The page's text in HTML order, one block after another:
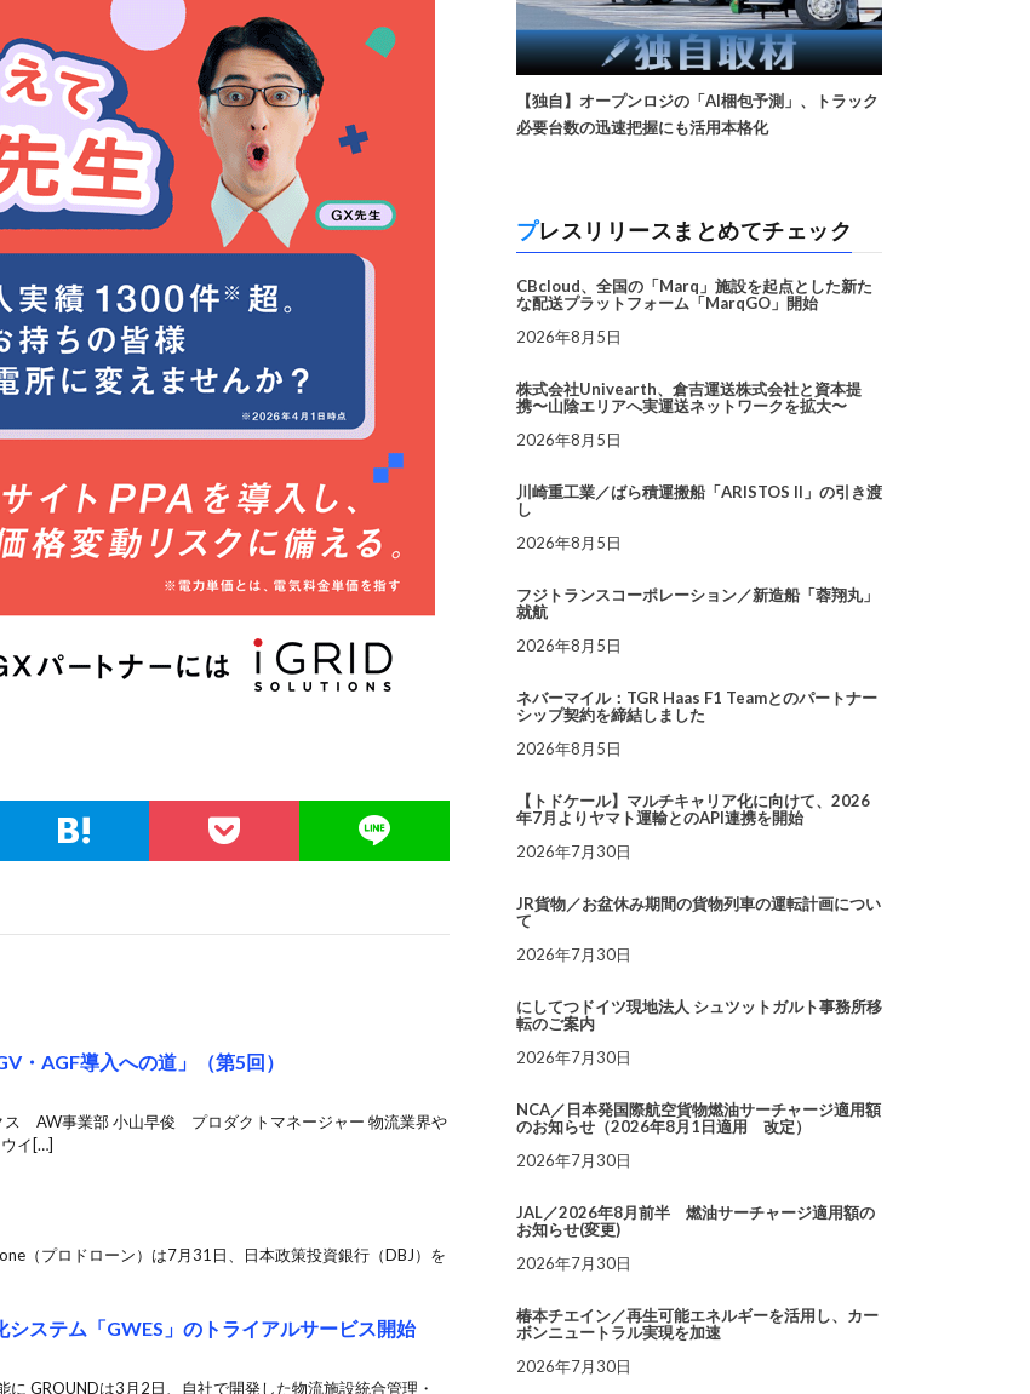
・AGF導入への道」（第5回）
ス AW事業部 小山早俊 プロダクトマネージャー 物流業界や
イ[…]
（プロドローン）は7月31日、日本政策投資銀行（DBJ）を
ステム「GWES」のトライアルサービス開始
GROUNDは3月2日、自社で開発した物流施設統合管理・
【独自】オープンロジの「AI梱包予測」、トラック
必要台数の迅速把握にも活用本格化
プレスリリースまとめてチェック
CBcloud、全国の「Marq」施設を起点とした新た
な配送プラットフォーム「MarqGO」開始
2026年8月5日
株式会社Univearth、倉吉運送株式会社と資本提
携〜山陰エリアへ実運送ネットワークを拡大〜
2026年8月5日
川崎重工業／ばら積運搬船「ARISTOS II」の引き渡
し
2026年8月5日
フジトランスコーポレーション／新造船「蓉翔丸」
就航
2026年8月5日
ネバーマイル：TGR Haas F1 Teamとのパートナー
シップ契約を締結しました
2026年8月5日
【トドケール】マルチキャリア化に向けて、2026
年7月よりヤマト運輸とのAPI連携を開始
2026年7月30日
JR貨物／お盆休み期間の貨物列車の運転計画につい
て
2026年7月30日
にしてつドイツ現地法人 シュツットガルト事務所移
転のご案内
2026年7月30日
NCA／日本発国際航空貨物燃油サーチャージ適用額
のお知らせ（2026年8月1日適用 改定）
2026年7月30日
JAL／2026年8月前半 燃油サーチャージ適用額の
お知らせ(変更)
2026年7月30日
椿本チエイン／再生可能エネルギーを活用し、カー
ボンニュートラル実現を加速
2026年7月30日